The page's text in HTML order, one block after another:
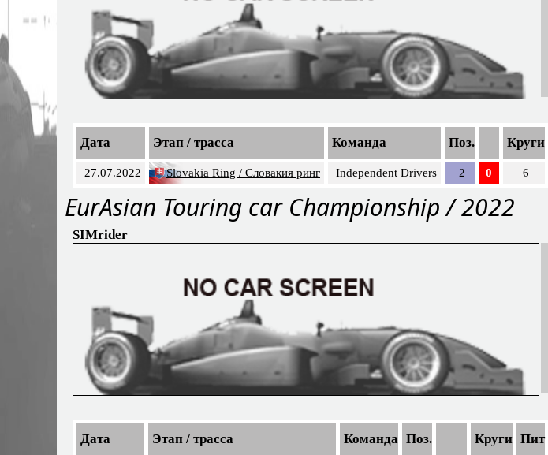
Дата Этап / трасса Команда Поз. Круги
27.07.2022 Slovakia Ring / Словакия ринг Independent Drivers 2 0 6
EurAsian Touring car Championship / 2022
SIMrider
Дата Этап / трасса Команда Поз. Круги Пит